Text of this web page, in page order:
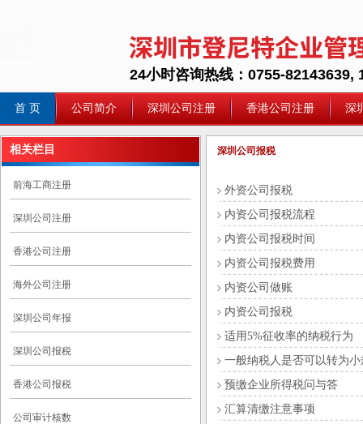
24小时咨询热线：0755-82143639,
首 页 公司简介 深圳公司注册 香港公司注册 深
相关栏目
前海工商注册
深圳公司注册
香港公司注册
海外公司注册
深圳公司年报
深圳公司报税
香港公司报税
公司审计核数
深圳公司报税
外资公司报税
内资公司报税流程
内资公司报税时间
内资公司报税费用
内资公司做账
内资公司报税
适用5%征收率的纳税行为
一般纳税人是否可以转为
预缴企业所得税问与答
汇算清缴注意事项